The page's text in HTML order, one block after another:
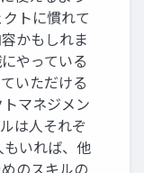
トに慣れて
かもしれま
やっている
いただける
マネジメン
は人それぞ
いれば、他